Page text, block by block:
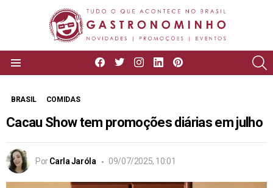
facebooktwitterinstagram
linkedin
BRASIL COMIDAS
Cacau Show tem promoções diárias em julho
Por Carla Jaróla 09/07/2025, 10:01